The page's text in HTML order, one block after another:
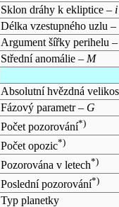
Sklon dráhy k ekliptice – i
Délka vzestupného uzlu –
Argument šířky perihelu
Střední anomálie – M
Absolutní hvězdná
Fázový parametr – G
Počet pozorování*)
Počet opozic*)
Pozorována v letech*)
Poslední pozorování*)
Typ planetky